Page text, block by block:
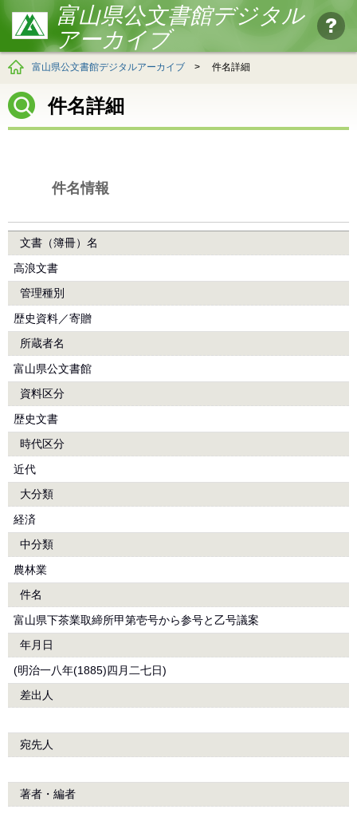
富山県公文書館デジタル
アーカイブ
富山県公文書館デジタルアーカイブ > 件名詳細
件名詳細
件名情報
文書（簿冊）名
高浪文書
管理種別
歴史資料／寄贈
所蔵者名
富山県公文書館
資料区分
歴史文書
時代区分
近代
大分類
経済
中分類
農林業
件名
富山県下茶業取締所甲第壱号から参号と乙号議案
年月日
(明治一八年(1885)四月二七日)
差出人
宛先人
著者・編者